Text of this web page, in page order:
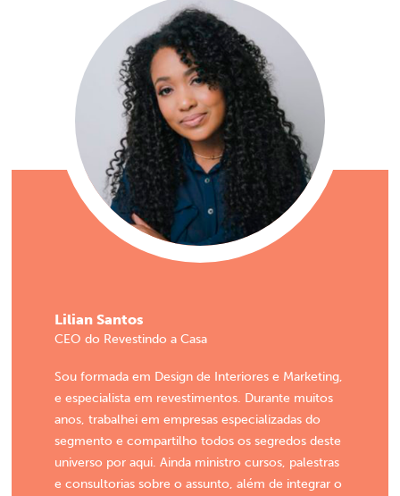
Lilian Santos
CEO do Revestindo a Casa
Sou formada em Design de Interiores e Marketing,
e especialista em revestimentos. Durante muitos
anos, trabalhei em empresas especializadas do
segmento e compartilho todos os segredos deste
universo por aqui. Ainda ministro cursos, palestras
e consultorias sobre o assunto, além de integrar o